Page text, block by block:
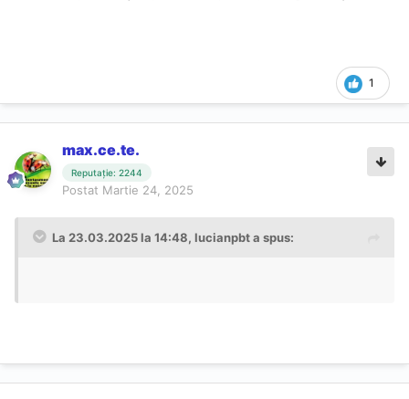
1
max.ce.te.
Reputație: 2244
Postat Martie 24, 2025
La 23.03.2025 la 14:48, lucianpbta spus: